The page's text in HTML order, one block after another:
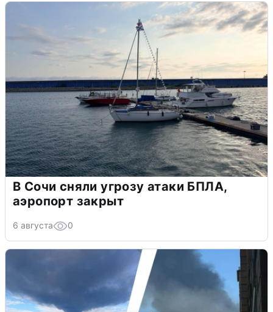
В Сочи сняли угрозу атаки БПЛА,
аэропорт закрыт
6 августа 0